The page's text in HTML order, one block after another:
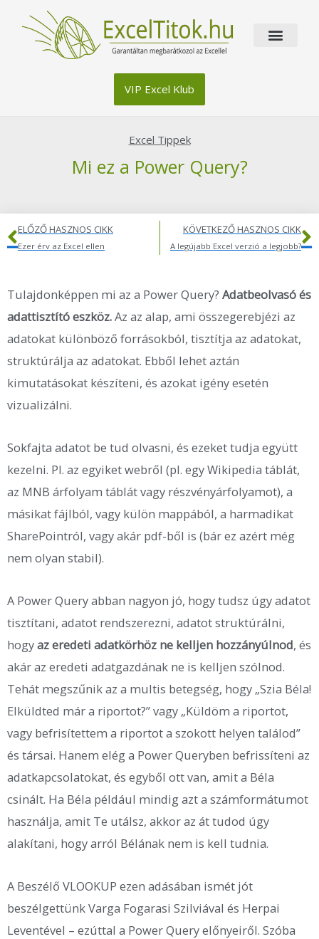
content
VIP Excel Klub
Excel Tippek
Mi ez a Power Query?
Előző
ELŐZŐ HASZNOS CIKK
Ezer érv az Excel ellen
KÖVETKEZŐ HASZNOS CIKK
A legújabb Excel verzió a legjobb?
Tulajdonképpen mi az a Power Query? Adatbeolvasó és
adattisztító eszköz.Az az alap, ami összegerebjézi az
adatokat különböző forrásokból, tisztítja az adatokat,
struktúrálja az adatokat. Ebből lehet aztán
kimutatásokat készíteni, és azokat igény esetén
vizualizálni.
Sokfajta adatot be tud olvasni, és ezeket tudja együtt
kezelni. Pl. az egyiket webről (pl. egy Wikipedia táblát,
az MNB árfolyam táblát vagy részvényárfolyamot), a
másikat fájlból, vagy külön mappából, a harmadikat
SharePointról, vagy akár pdf-ből is (bár ez azért még
nem olyan stabil).
A Power Query abban nagyon jó, hogy tudsz úgy adatot
tisztítani, adatot rendszerezni, adatot struktúrálni,
hogyaz eredeti adatkörhöz ne kelljen hozzányúlnod, és
akár az eredeti adatgazdának ne is kelljen szólnod.
Tehát megszűnik az a multis betegség, hogy „Szia Béla!
Elküldted már a riportot?” vagy „Küldöm a riportot,
vagy befrisítettem a riportot a szokott helyen találod”
és társai. Hanem elég a Power Queryben befrissíteni az
adatkapcsolatokat, és egyből ott van, amit a Béla
csinált. Ha Béla például mindig azt a számformátumot
használja, amit Te utálsz, akkor az át tudod úgy
alakítani, hogy arról Bélának nem is kell tudnia.
A Beszélő VLOOKUP ezen adásában ismét jót
beszélgettünk Varga Fogarasi Szilviával és Herpai
Leventével – ezúttal a Power Query előnyeiről. Szóba